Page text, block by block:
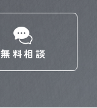
無料相談